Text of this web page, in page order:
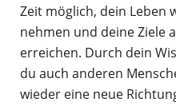
Zeit möglich, dein Leben
nehmen und deine Ziele
erreichen. Durch dein
du auch anderen
wieder eine neue